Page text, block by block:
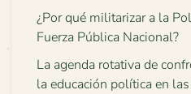
¿Por qué militarizar a la
Fuerza Pública Nacional?
La agenda rotativa de
la educación política en